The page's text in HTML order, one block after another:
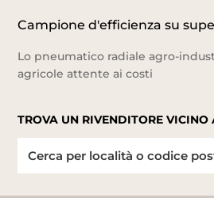
Campione d'efficienza su
Lo pneumatico radiale agro-
agricole attente ai costi
TROVA UN RIVENDITORE VICINO